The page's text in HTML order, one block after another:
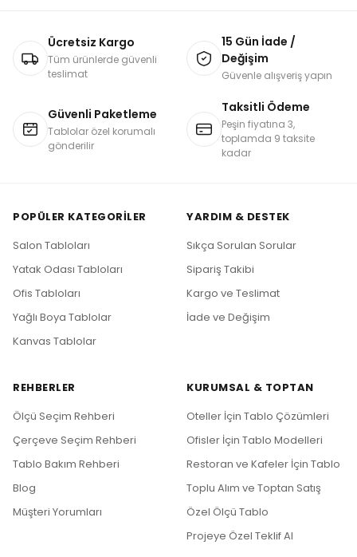
Ücretsiz Kargo
Tüm ürünlerde güvenli
teslimat
15 Gün İade /
Değişim
Güvenle alışveriş yapın
Güvenli Paketleme
Tablolar özel korumalı
gönderilir
Taksitli Ödeme
Peşin fiyatına 3,
toplamda 9 taksite
kadar
POPÜLER KATEGORILER
Salon Tabloları
Yatak Odası Tabloları
Ofis Tabloları
Yağlı Boya Tablolar
Kanvas Tablolar
YARDIM & DESTEK
Sıkça Sorulan Sorular
Sipariş Takibi
Kargo ve Teslimat
İade ve Değişim
REHBERLER
Ölçü Seçim Rehberi
Çerçeve Seçim Rehberi
Tablo Bakım Rehberi
Blog
Müşteri Yorumları
KURUMSAL & TOPTAN
Oteller İçin Tablo Çözümleri
Ofisler İçin Tablo Modelleri
Restoran ve Kafeler İçin Tablo
Toplu Alım ve Toptan Satış
Özel Ölçü Tablo
Projeye Özel Teklif Al